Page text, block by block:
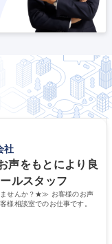
社
声をもとにより良
ルスタッフ
せんか？★≫ お客様のお声
様相談室でのお仕事です。